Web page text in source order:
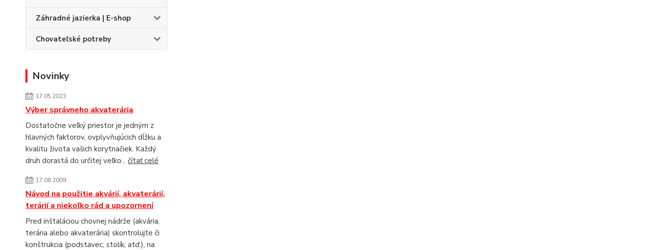
Záhradné jazierka | E-shop
Chovateľské potreby
Novinky
17.05.2023
Výber správneho akvaterária
Dostatočne veľký priestor je jedným z
hlavných faktorov, ovplyvňujúcich dĺžku a
kvalitu života vašich korytnačiek. Každý
druh dorastá do určitej veľko... čítať celé
17.08.2009
Návod na použitie akvárií, akvaterárií,
terárií a niekoľko rád a upozornení
Pred inštaláciou chovnej nádrže (akvária,
terária alebo akvaterária) skontrolujte či
konštrukcia (podstavec, stolík, atď.), na